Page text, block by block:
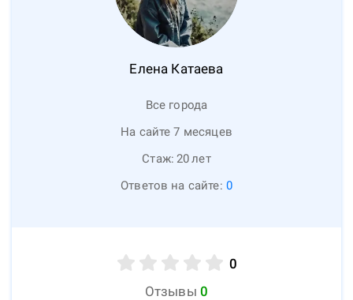
Елена Катаева
Все города
На сайте 7 месяцев
Стаж: 20лет
Ответов на сайте: 0
0
Отзывы 0